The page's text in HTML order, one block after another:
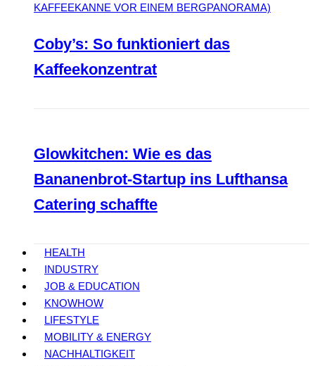
Coby’s: So funktioniert das
Kaffeekonzentrat
Glowkitchen: Wie es das
Bananenbrot-Startup ins Lufthansa
Catering schaffte
HEALTH
INDUSTRY
JOB & EDUCATION
KNOWHOW
LIFESTYLE
MOBILITY & ENERGY
NACHHALTIGKEIT